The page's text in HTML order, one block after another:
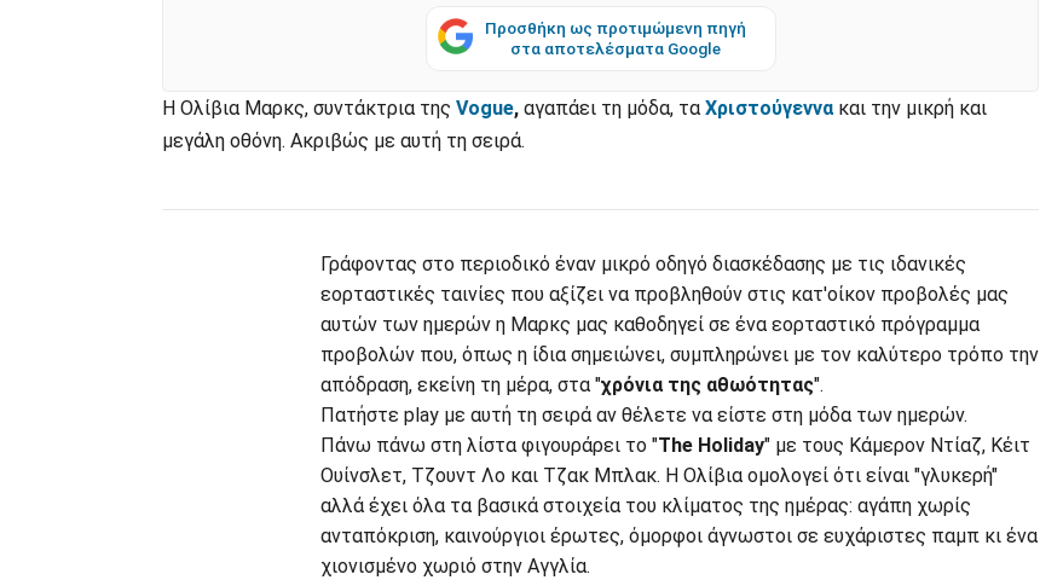
Προσθήκη ως προτιμώμενη πηγή
στα αποτελέσματα Google
Η Ολίβια Μαρκς, συντάκτρια της Vogue, αγαπάει τη μόδα, τα Χριστούγεννα και την μικρή και
μεγάλη οθόνη. Ακριβώς με αυτή τη σειρά.
Γράφοντας στο περιοδικό έναν μικρό οδηγό διασκέδασης με τις ιδανικές
εορταστικές ταινίες που αξίζει να προβληθούν στις κατ'οίκον προβολές μας
αυτών των ημερών η Μαρκς μας καθοδηγεί σε ένα εορταστικό πρόγραμμα
προβολών που, όπως η ίδια σημειώνει, συμπληρώνει με τον καλύτερο τρόπο την
απόδραση, εκείνη τη μέρα, στα "χρόνια της αθωότητας".
Πατήστε play με αυτή τη σειρά αν θέλετε να είστε στη μόδα των ημερών.
Πάνω πάνω στη λίστα φιγουράρει το "The Holiday" με τους Κάμερον Ντίαζ, Κέιτ
Ουίνσλετ, Τζουντ Λο και Τζακ Μπλακ. Η Ολίβια ομολογεί ότι είναι "γλυκερή"
αλλά έχει όλα τα βασικά στοιχεία του κλίματος της ημέρας: αγάπη χωρίς
ανταπόκριση, καινούργιοι έρωτες, όμορφοι άγνωστοι σε ευχάριστες παμπ κι ένα
χιονισμένο χωριό στην Αγγλία.